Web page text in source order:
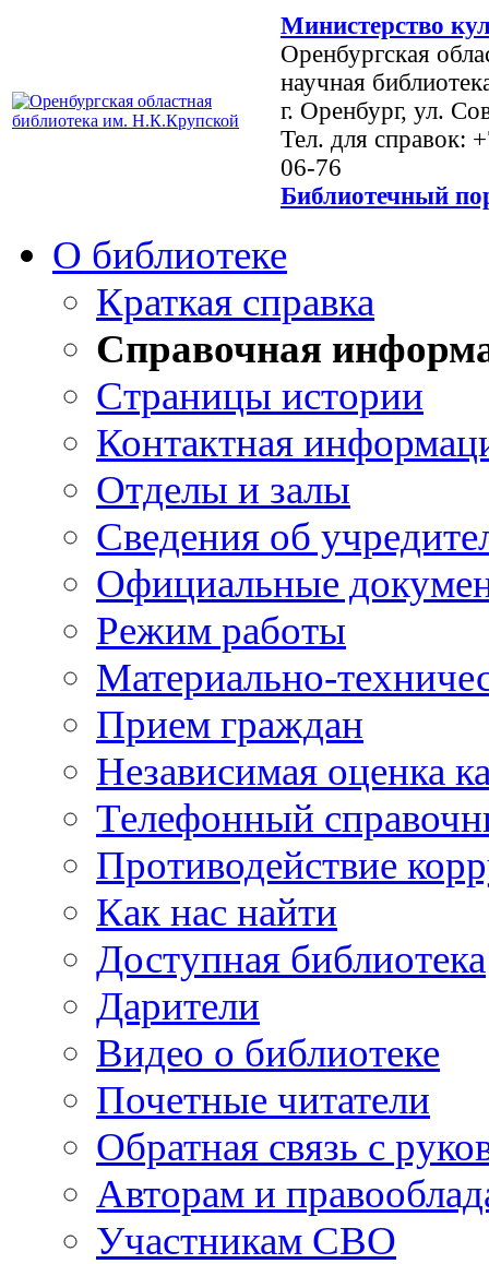
Министерство
Оренбургская
научная
г. Оренбург, ул.
Тел. для справок:
06-76
Библиотечный
О библиотеке
Краткая справка
Справочная
Страницы истории
Контактная
Отделы и залы
Сведения об
Официальные
Режим работы
Материально-
Прием граждан
Независимая оценка
Телефонный
Противодействие
Как нас найти
Доступная библиотека
Дарители
Видео о библиотеке
Почетные читатели
Обратная связь с
Авторам и
Участникам СВО